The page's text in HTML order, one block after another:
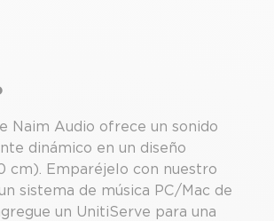
Naim Audio ofrece un sonido
dinámico en un diseño
cm). Emparéjelo con nuestro
sistema de música PC/Mac de
un UnitiServe para una